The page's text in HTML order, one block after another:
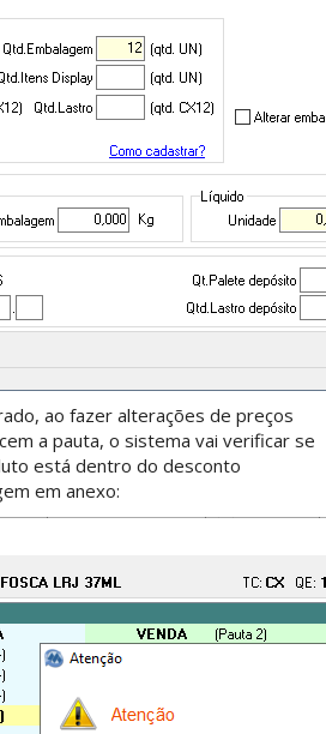
ao fazer alterações de preços
a pauta, o sistema vai verificar se
está dentro do desconto
em anexo: